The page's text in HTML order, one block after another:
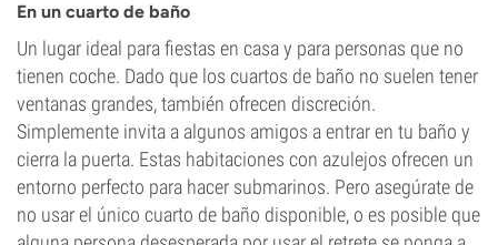
En un cuarto de baño
Un lugar ideal para fiestas en casa y para personas que no
tienen coche. Dado que los cuartos de baño no suelen tener
ventanas grandes, también ofrecen discreción.
Simplemente invita a algunos amigos a entrar en tu baño y
cierra la puerta. Estas habitaciones con azulejos ofrecen un
entorno perfecto para hacer submarinos. Pero asegúrate de
no usar el único cuarto de baño disponible, o es posible que